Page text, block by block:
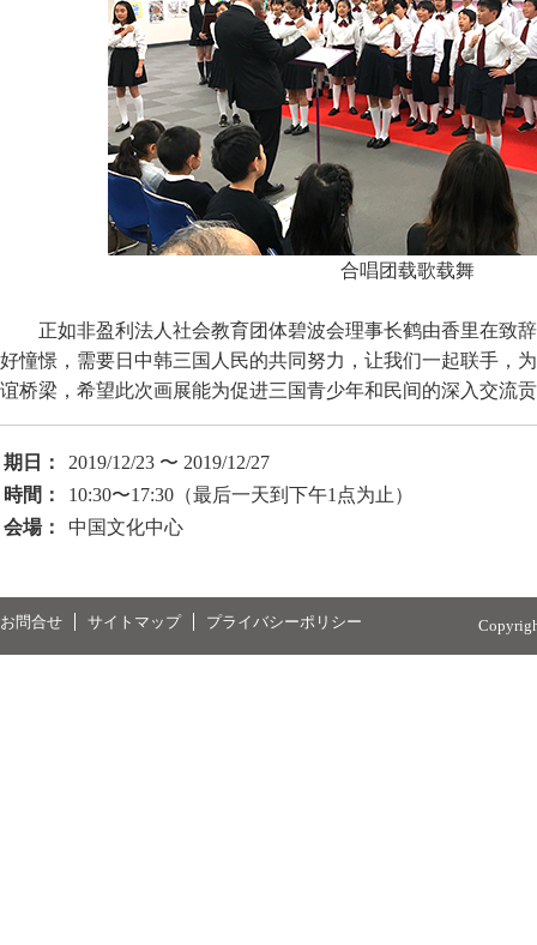
合唱团载歌载舞
正如非盈利法人社会教育团体碧波会理事长鹤由香里在致
好憧憬，需要日中韩三国人民的共同努力，让我们一起联手，
谊桥梁，希望此次画展能为促进三国青少年和民间的深入交流
期日：
2019/12/23 〜 2019/12/27
時間：
10:30〜17:30（最后一天到下午1点为止）
会場：
中国文化中心
お問合せ サイトマップ プライバシーポリシー